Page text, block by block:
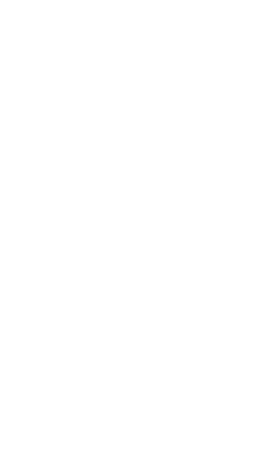
SUBLIMES
RÉCUPÉRATION
VOTRE CORPS
& FORCE